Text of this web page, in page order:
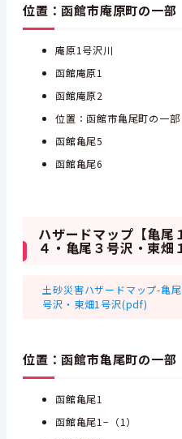
位置：函館市庵原町の一部
庵原1号沢川
函館庵原1
函館庵原2
位置：函館市亀尾町の一部
函館亀尾5
函館亀尾6
ハザードマップ【亀尾
４・亀尾３号沢・東畑
土砂災害ハザードマップ-亀
号沢・東畑1号沢(pdf)
位置：函館市亀尾町の一部
函館亀尾1
函館亀尾1−（1）